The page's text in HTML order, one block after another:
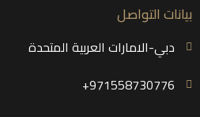
بيانات التواصل
دبي-الامارات العربية المتحدة
971558730776+